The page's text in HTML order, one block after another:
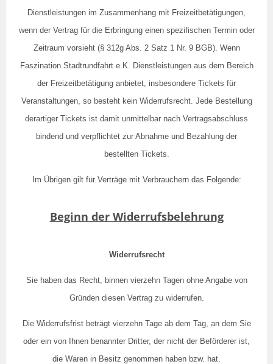
Dienstleistungen im Zusammenhang mit Freizeitbetätigungen,
wenn der Vertrag für die Erbringung einen spezifischen Termin oder
Zeitraum vorsieht (§ 312g Abs. 2 Satz 1 Nr. 9 BGB). Wenn
Faszination Stadtrundfahrt e.K. Dienstleistungen aus dem Bereich
der Freizeitbetätigung anbietet, insbesondere Tickets für
Veranstaltungen, so besteht kein Widerrufsrecht. Jede Bestellung
derartiger Tickets ist damit unmittelbar nach Vertragsabschluss
bindend und verpflichtet zur Abnahme und Bezahlung der
bestellten Tickets.
Im Übrigen gilt für Verträge mit Verbrauchern das Folgende:
Beginn der Widerrufsbelehrung
Widerrufsrecht
Sie haben das Recht, binnen vierzehn Tagen ohne Angabe von
Gründen diesen Vertrag zu widerrufen.
Die Widerrufsfrist beträgt vierzehn Tage ab dem Tag, an dem Sie
oder ein von Ihnen benannter Dritter, der nicht der Beförderer ist,
die Waren in Besitz genommen haben bzw. hat.